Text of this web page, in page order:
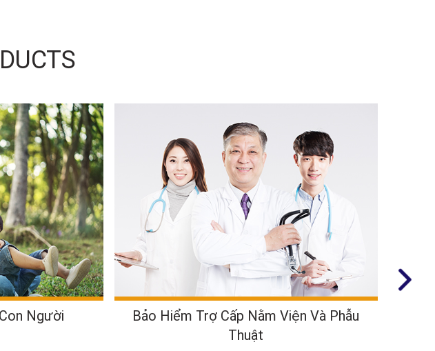
Người
Bảo Hiểm Trợ Cấp Nằm Viện Và Phẫu
Thuật